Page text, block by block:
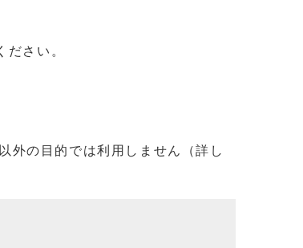
さい。
外の目的では利用しません（詳し